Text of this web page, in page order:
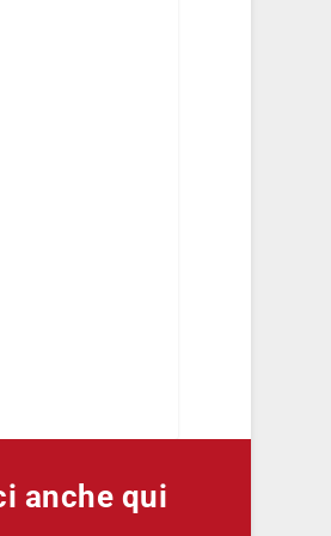
anche qui